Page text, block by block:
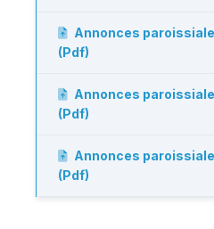
Annonces
(Pdf)
Annonces
(Pdf)
Annonces
(Pdf)